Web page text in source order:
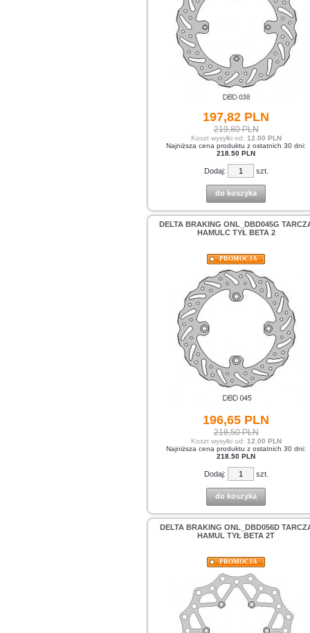
197,82 PLN
219,80 PLN
Koszt wysyłki od: 12.00 PLN
Najniższa cena produktu z ostatnich 30 dni:
218.50 PLN
Dodaj: szt.
do koszyka
DELTA BRAKING ONL_DBD045G
HAMULC TYŁ BETA 2
PROMOCJA
196,65 PLN
218,50 PLN
Koszt wysyłki od: 12.00 PLN
Najniższa cena produktu z ostatnich 30 dni:
218.50 PLN
Dodaj: szt.
do koszyka
DELTA BRAKING ONL_DBD056D
HAMUL TYŁ BETA 2T
PROMOCJA